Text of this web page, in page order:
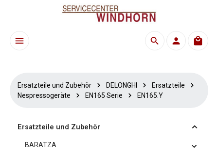
Zum Hauptinhalt springen
Ersatzteile und Zubehör DELONGHI
Ersatzteile
Nespressogeräte
EN165 Serie EN165.Y
Ersatzteile und Zubehör
BARATZA